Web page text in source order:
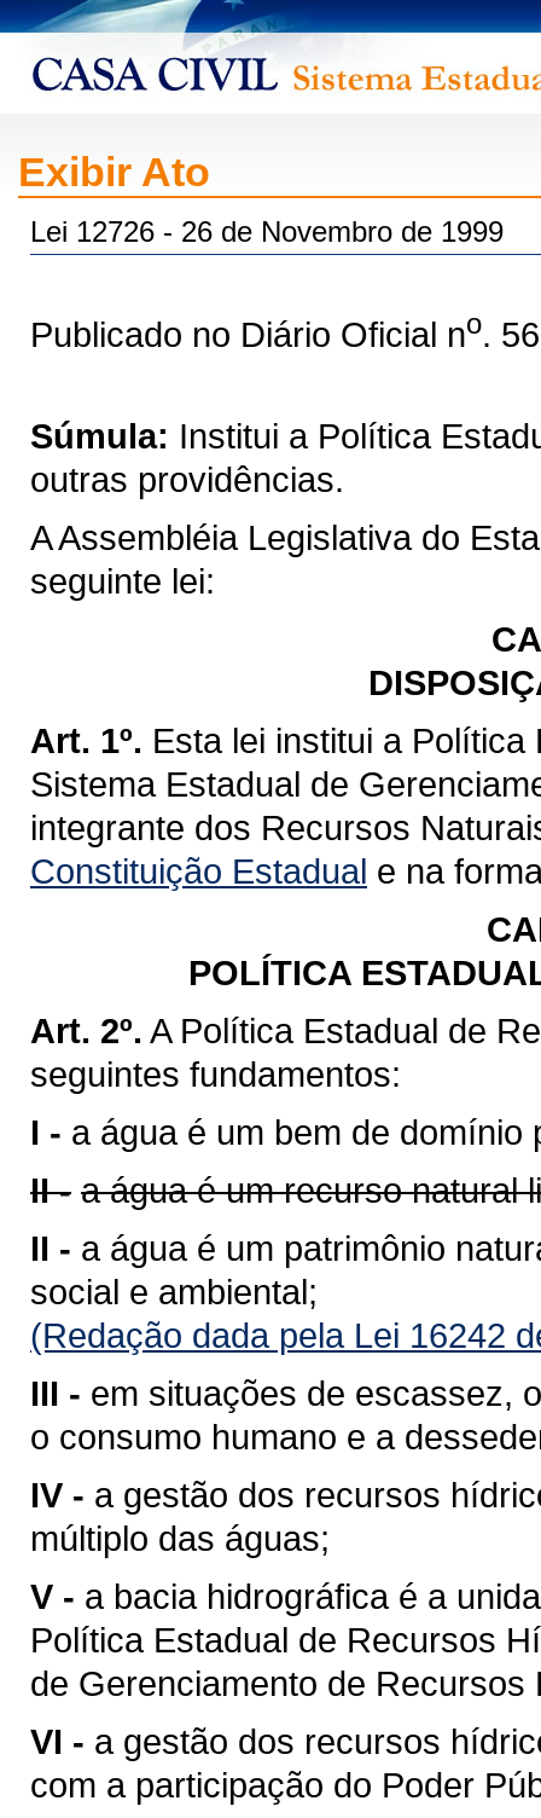
Exibir Ato
Lei 12726 - 26 de Novembro de 1999
Publicado no Diário Oficial no.
Súmula: Institui a Política
outras providências.
A Assembléia Legislativa do
seguinte lei:
Art. 1º. Esta lei institui a
Sistema Estadual de
integrante dos Recursos
Constituição Estadual e na
POLÍTICA
Art. 2º. A Política Estadual de
seguintes fundamentos:
I - a água é um bem de domínio
II - a água é um recurso natural
II - a água é um patrimônio
social e ambiental;
(Redação dada pela Lei 16242
III - em situações de escassez,
o consumo humano e a
IV - a gestão dos recursos
múltiplo das águas;
V - a bacia hidrográfica é a
Política Estadual de Recursos
de Gerenciamento de Recursos
VI - a gestão dos recursos
com a participação do Poder